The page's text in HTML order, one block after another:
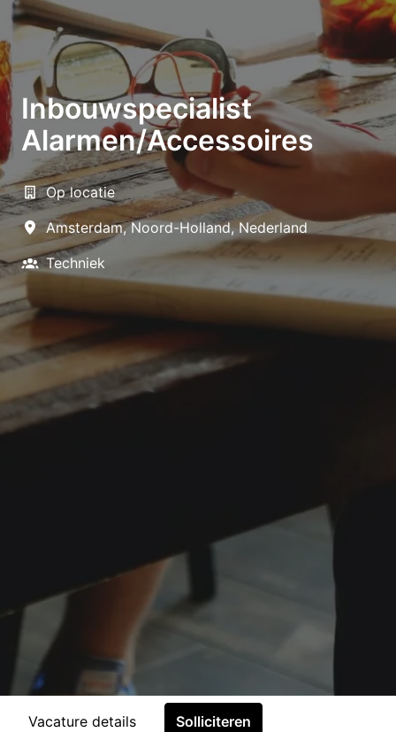
Inbouwspecialist
Alarmen/Accessoires
Op locatie
Amsterdam, Noord-Holland, Nederland
Techniek
Vacature details Solliciteren